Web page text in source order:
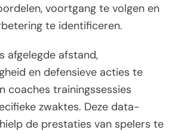
voortgang te volgen en
te identificeren.
afgelegde afstand,
en defensieve acties te
coaches trainingssessies
zwaktes. Deze data-
de prestaties van spelers te